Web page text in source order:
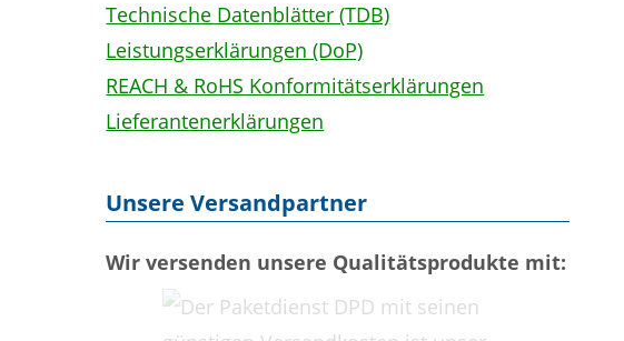
Technische Datenblätter (TDB)
Leistungserklärungen (DoP)
REACH & RoHS Konformitätserklärungen
Lieferantenerklärungen
Unsere Versandpartner
Wir versenden unsere Qualitätsprodukte mit: